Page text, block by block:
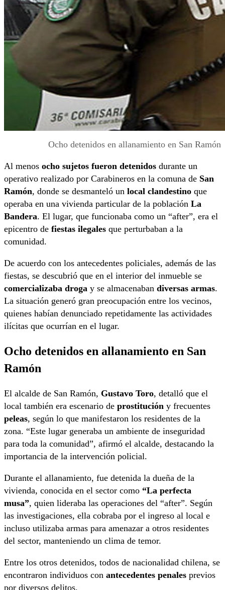
Ocho detenidos en allanamiento en San Ramón
Al menos ocho sujetos fueron detenidos durante un
operativo realizado por Carabineros en la comuna de San
Ramón, donde se desmanteló un local clandestino que
operaba en una vivienda particular de la población La
Bandera. El lugar, que funcionaba como un “after”, era el
epicentro de fiestas ilegales que perturbaban a la
comunidad.
De acuerdo con los antecedentes policiales, además de las
fiestas, se descubrió que en el interior del inmueble se
comercializaba droga y se almacenaban diversas armas.
La situación generó gran preocupación entre los vecinos,
quienes habían denunciado repetidamente las actividades
ilícitas que ocurrían en el lugar.
Ocho detenidos en allanamiento en San
Ramón
El alcalde de San Ramón, Gustavo Toro, detalló que el
local también era escenario de prostitución y frecuentes
peleas, según lo que manifestaron los residentes de la
zona. “Este lugar generaba un ambiente de inseguridad
para toda la comunidad”, afirmó el alcalde, destacando la
importancia de la intervención policial.
Durante el allanamiento, fue detenida la dueña de la
vivienda, conocida en el sector como “La perfecta
musa”, quien lideraba las operaciones del “after”. Según
las investigaciones, ella cobraba por el ingreso al local e
incluso utilizaba armas para amenazar a otros residentes
del sector, manteniendo un clima de temor.
Entre los otros detenidos, todos de nacionalidad chilena, se
encontraron individuos con antecedentes penales previos
por diversos delitos.